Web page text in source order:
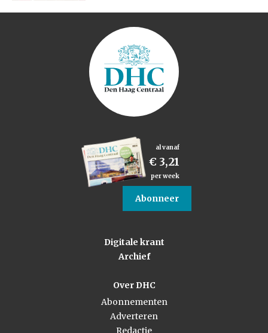
al vanaf
€ 3,21
per week
Abonneer
Digitale krant
Archief
Over DHC
Abonnementen
Adverteren
Redactie